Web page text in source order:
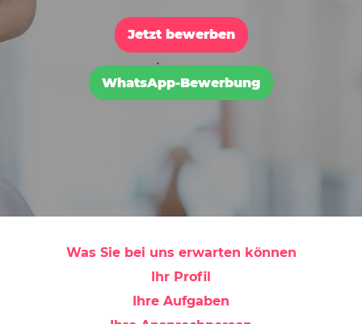
Jetzt bewerben
WhatsApp-Bewerbung
Was Sie bei uns erwarten können
Ihr Profil
Ihre Aufgaben